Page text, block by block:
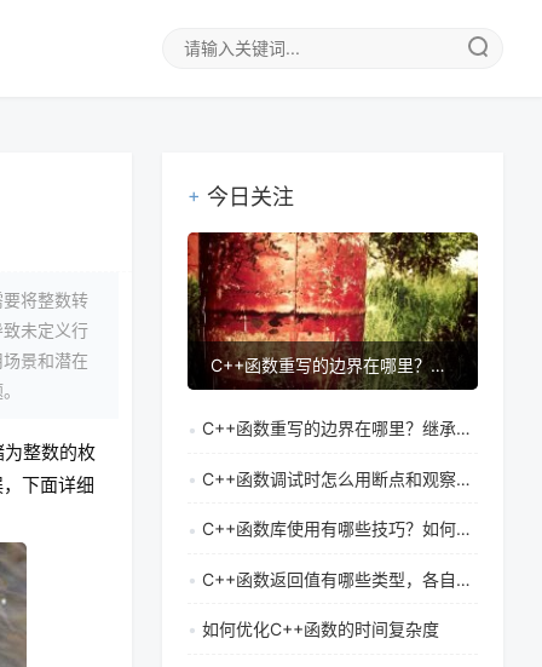
将整数转
未定义行
景和潜在
整数的枚
下面详细
今日关注
C++函数重写的边界在哪里？继承中重写机制有哪些局限
C++函数重写的边界在哪里？继承中重写机制有哪些局限
C++函数调试时怎么用断点和观察点快速定位问题
C++函数库使用有哪些技巧？如何实现系统功能外延开发的最佳实践？
C++函数返回值有哪些类型，各自有什么含义
如何优化C++函数的时间复杂度